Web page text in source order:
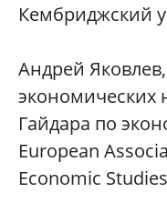
Кембриджский
Андрей
экономических
Гайдара по
European
Economic Studies